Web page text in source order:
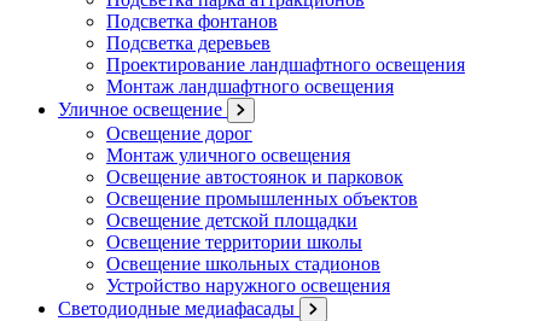
Подсветка фонтанов
Подсветка деревьев
Проектирование ландшафтного освещения
Монтаж ландшафтного освещения
Уличное освещение
Освещение дорог
Монтаж уличного освещения
Освещение автостоянок и парковок
Освещение промышленных объектов
Освещение детской площадки
Освещение территории школы
Освещение школьных стадионов
Устройство наружного освещения
Светодиодные медиафасады